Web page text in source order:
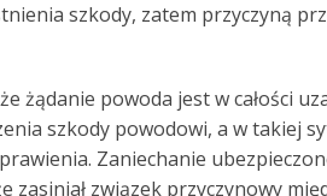
szkody, zatem przyczyną
żądanie powoda jest w całości
szkody powodowi, a w takiej
Zaniechanie
zasiniał związek przyczynowy